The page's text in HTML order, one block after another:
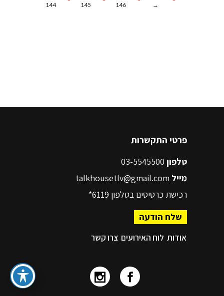
144 145 146 →
פרטי התקשרות
טלפון
מייל talkhousetlv@gmail.com
רכישת כרטיסים בטלפון 6119*
שלח הודעה
אודות לוח האירועים צרו קשר